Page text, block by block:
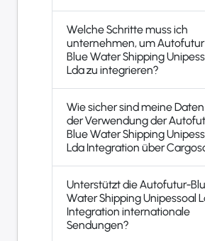
Welche Schritte muss ich
unternehmen, um
Blue Water Shipping
Lda zu integrieren?
Wie sicher sind meine
der Verwendung der
Blue Water Shipping
Lda Integration über
Unterstützt die Autofutur-
Water Shipping Unipessoal
Integration internationale
Sendungen?